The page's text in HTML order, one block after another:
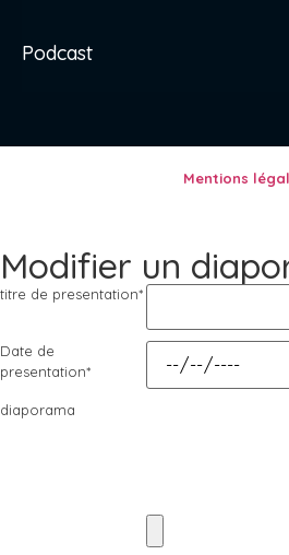
Podcast
Mentions
Modifier un
titre de presentation*
Date de
presentation*
diaporama